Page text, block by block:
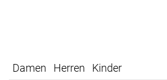
Damen Herren Kinder